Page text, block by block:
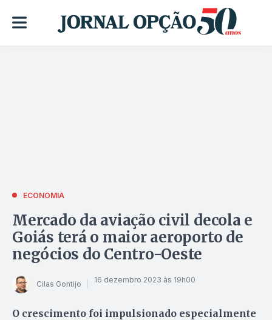
ECONOMIA
Mercado da aviação civil decola e
Goiás terá o maior aeroporto de
negócios do Centro-Oeste
Cilas Gontijo 16 dezembro 2023 às 19h00
O crescimento foi impulsionado especialmente